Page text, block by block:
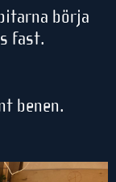
börja
fast.
benen.